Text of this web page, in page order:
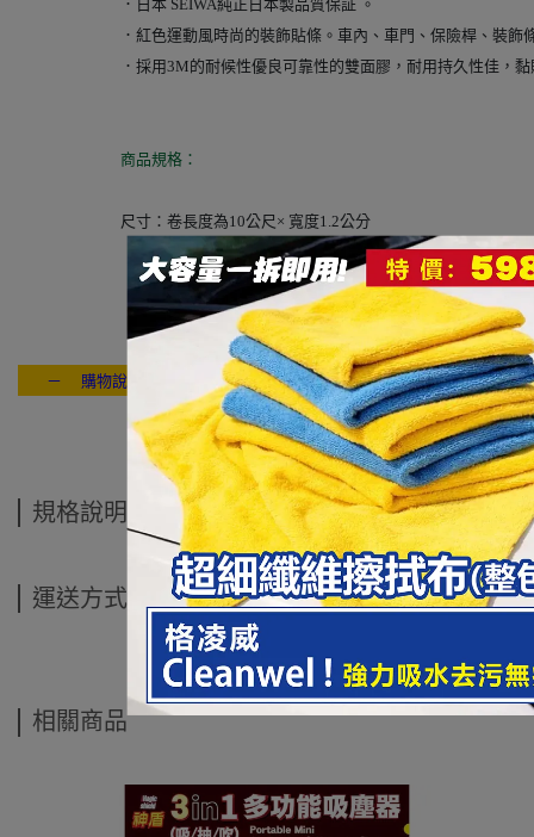
．日本 SEIWA純正日本製品質保証 。
． 紅色運動風時尚的裝飾貼條。車內、車門、保險桿、裝飾
．採用3M的耐候性優良可靠性的雙面膠，耐用持久性佳，
商品規格：
尺寸：卷長度為10公尺× 寬度1.2公分
－ 購物說明：付款方式 / 交貨方式 / 退換貨說明 / 售後服務 / 連絡我們
規格說明
運送方式
相關商品